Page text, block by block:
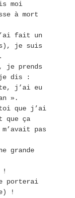
moi
à mort
fait un
je suis
je prends
je dis :
j’ai eu
».
que j’ai
que ça
pas
grande
!
porterai
!